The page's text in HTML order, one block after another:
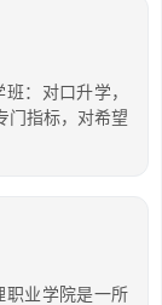
：对口升学，
门指标，对希望
职业学院是一所